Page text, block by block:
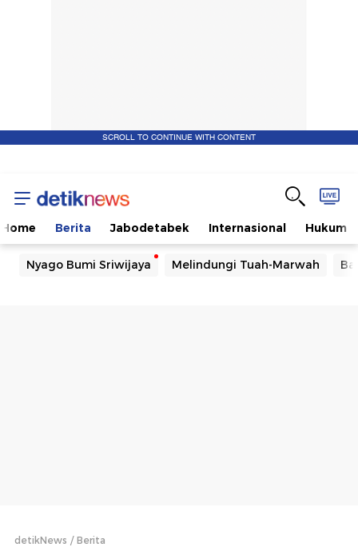
SCROLL TO CONTINUE WITH CONTENT
Home Berita Jabodetabek Internasional Hukum
Nyago Bumi Sriwijaya Melindungi Tuah-Marwah
detikNews Berita